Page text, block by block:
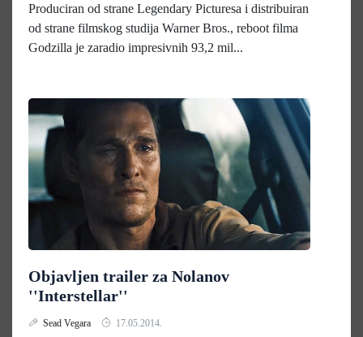
Produciran od strane Legendary Picturesa i distribuiran
od strane filmskog studija Warner Bros., reboot filma
Godzilla je zaradio impresivnih 93,2 mil...
Objavljen trailer za Nolanov
''Interstellar''
Sead Vegara 17.05.2014.